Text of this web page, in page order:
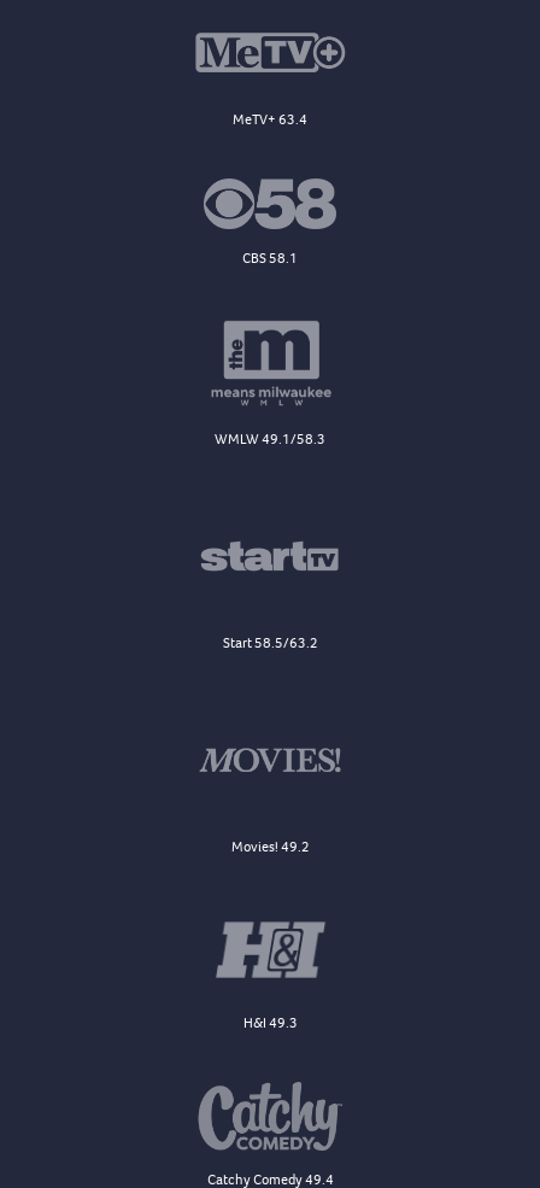
MeTV+ 63.4
CBS 58.1
WMLW 49.1/58.3
Start 58.5/63.2
Movies! 49.2
H&I 49.3
Catchy Comedy 49.4